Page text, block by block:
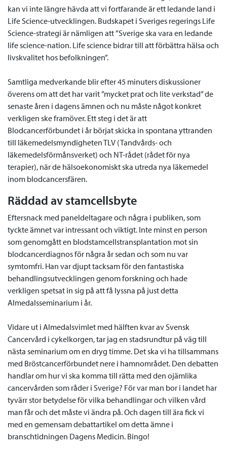
kan vi inte längre hävda att vi fortfarande är ett ledande land i
Life Science-utvecklingen. Budskapet i Sveriges regerings Life
Science-strategi är nämligen att ”Sverige ska vara en ledande
life science-nation. Life science bidrar till att förbättra hälsa och
livskvalitet hos befolkningen”.
Samtliga medverkande blir efter 45 minuters diskussioner
överens om att det har varit ”mycket prat och lite verkstad” de
senaste åren i dagens ämnen och nu måste något konkret
verkligen ske framöver. Ett steg i det är att
Blodcancerförbundet i år börjat skicka in spontana yttranden
till läkemedelsmyndigheten TLV (Tandvårds- och
läkemedelsförmånsverket) och NT-rådet (rådet för nya
terapier), när de hälsoekonomiskt ska utreda nya läkemedel
inom blodcancersfären.
Räddad av stamcellsbyte
Eftersnack med paneldeltagare och några i publiken, som
tyckte ämnet var intressant och viktigt. Inte minst en person
som genomgått en blodstamcellstransplantation mot sin
blodcancerdiagnos för några år sedan och som nu var
symtomfri. Han var djupt tacksam för den fantastiska
behandlingsutvecklingen genom forskning och hade
verkligen spetsat in sig på att få lyssna på just detta
Almedalsseminarium i år.
Vidare ut i Almedalsvimlet med hälften kvar av Svensk
Cancervård i cykelkorgen, tar jag en stadsrundtur på väg till
nästa seminarium om en dryg timme. Det ska vi ha tillsammans
med Bröstcancerförbundet nere i hamnområdet. Den debatten
handlar om hur vi ska komma till rätta med den ojämlika
cancervården som råder i Sverige? För var man bor i landet har
tyvärr stor betydelse för vilka behandlingar och vilken vård
man får och det måste vi ändra på. Och dagen till ära fick vi
med en gemensam debattartikel om detta ämne i
branschtidningen Dagens Medicin. Bingo!